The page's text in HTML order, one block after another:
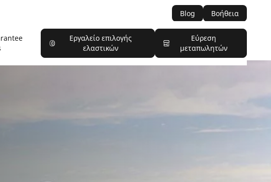
Blog Βοήθεια
Εργαλείο επιλογής
ελαστικών
Εύρεση
μεταπωλητών